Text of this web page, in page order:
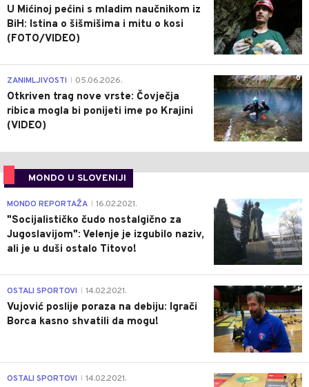
U Mićinoj pećini s mladim naučnikom iz
BiH: Istina o šišmišima i mitu o kosi
(FOTO/VIDEO)
0
ZANIMLJIVOSTI 05.06.2026.
Otkriven trag nove vrste: Čovječja
ribica mogla bi ponijeti ime po Krajini
(VIDEO)
MONDO U SLOVENIJI
4
MONDO REPORTAŽA 16.02.2021.
"Socijalističko čudo nostalgično za
Jugoslavijom": Velenje je izgubilo naziv,
ali je u duši ostalo Titovo!
1
OSTALI SPORTOVI 14.02.2021.
Vujović poslije poraza na debiju: Igrači
Borca kasno shvatili da mogu!
3
OSTALI SPORTOVI 14.02.2021.